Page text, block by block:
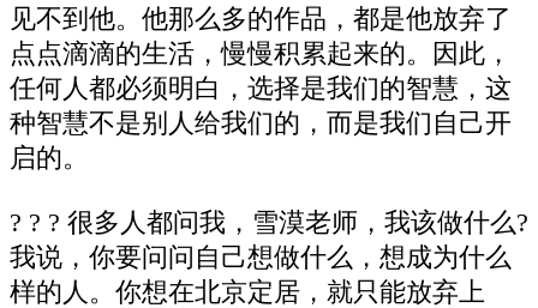
见不到他。他那么多的作品，都是他放弃了
点点滴滴的生活，慢慢积累起来的。因此，
任何人都必须明白，选择是我们的智慧，这
种智慧不是别人给我们的，而是我们自己开
启的。
? ? ? 很多人都问我，雪漠老师，我该做什么?
我说，你要问问自己想做什么，想成为什么
样的人。你想在北京定居，就只能放弃上